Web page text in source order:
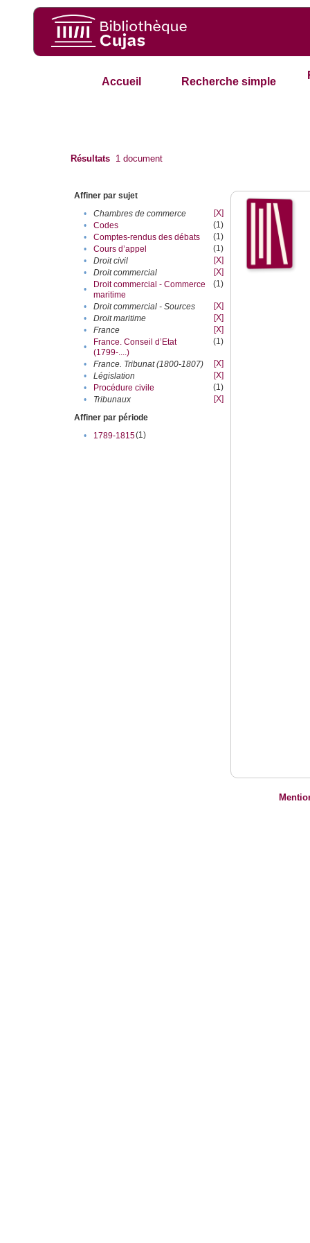
Accueil Recherche simple
Résultats 1 document
Affiner par sujet
•
Chambres de commerce
[X]
•
Codes
(1)
•
Comptes-rendus des débats
(1)
•
Cours d’appel
(1)
•
Droit civil
[X]
•
Droit commercial
[X]
•
Droit commercial - Commerce
maritime
(1)
• Droit commercial - Sources
[X]
•
Droit maritime
[X]
•
France
[X]
•
France. Conseil d’Etat
(1799-....)
(1)
• France. Tribunat (1800-1807)
[X]
•
Législation
[X]
•
Procédure civile
(1)
•
Tribunaux
[X]
Affiner par période
•
1789-1815(1)